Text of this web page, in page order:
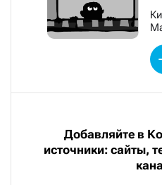
Добавляйте в
источники: сайты,